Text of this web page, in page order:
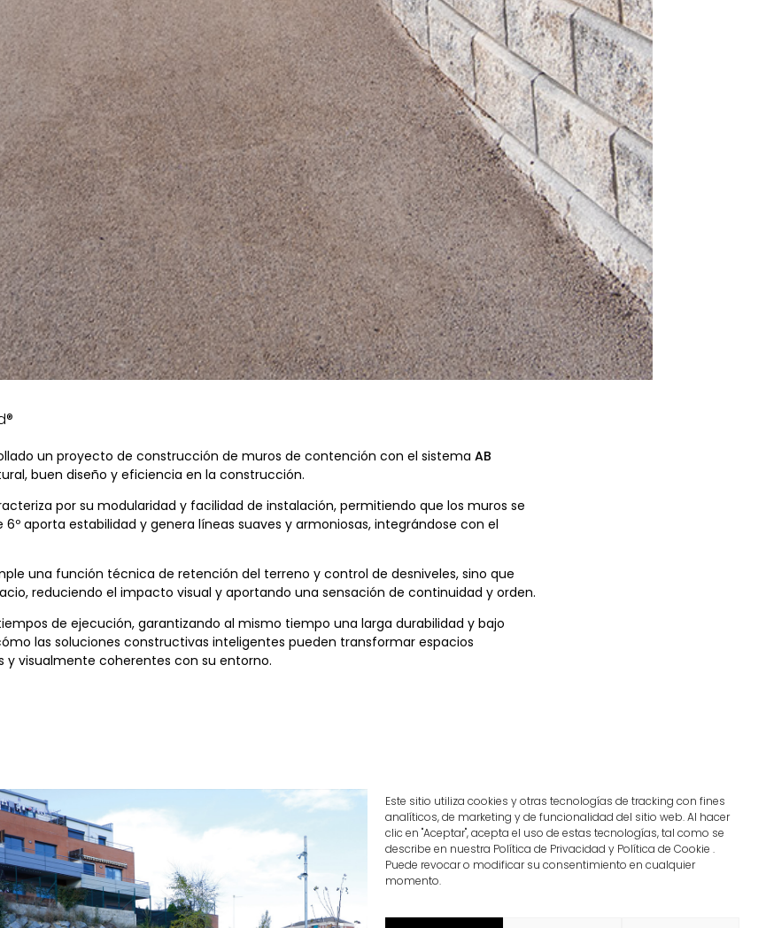
Este sitio utiliza cookies y otras tecnologías de tracking con fines
analíticos, de marketing y de funcionalidad del sitio web. Al hacer
clic en "Aceptar", acepta el uso de estas tecnologías, tal como se
describe en nuestra Política de Privacidad y Política de Cookie .
Puede revocar o modificar su consentimiento en cualquier
momento.
un proyecto de construcción de muros de contención con el sistema AB
buen diseño y eficiencia en la construcción.
por su modularidad y facilidad de instalación, permitiendo que los muros se
aporta estabilidad y genera líneas suaves y armoniosas, integrándose con el
una función técnica de retención del terreno y control de desniveles, sino que
reduciendo el impacto visual y aportando una sensación de continuidad y orden.
de ejecución, garantizando al mismo tiempo una larga durabilidad y bajo
las soluciones constructivas inteligentes pueden transformar espacios
y visualmente coherentes con su entorno.